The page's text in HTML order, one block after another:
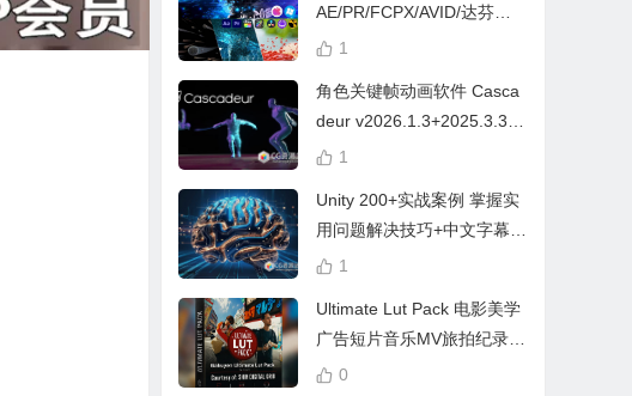
AE/PR/FCPX/AVID/达芬奇
视频特效插件Continuum Wi
1
角色关键帧动画软件 Casca
deur v2026.1.3+2025.3.3
Win/Mac+中文字幕教程
1
Unity 200+实战案例 掌握实
用问题解决技巧+中文字幕 L
earn Problem Solving
1
Ultimate Lut Pack 电影美学
广告短片音乐MV旅拍纪录片
视频调色预设
0